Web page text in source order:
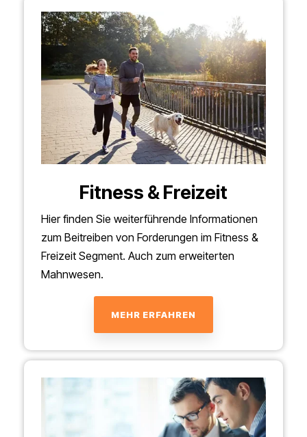
Fitness & Freizeit
Hier finden Sie weiterführende Informationen
zum Beitreiben von Forderungen im Fitness &
Freizeit Segment. Auch zum erweiterten
Mahnwesen.
MEHR ERFAHREN